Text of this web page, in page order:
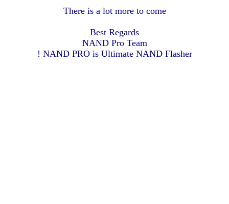
There is a lot more to come
Best Regards
NAND Pro Team
NAND PRO is Ultimate NAND Flasher !